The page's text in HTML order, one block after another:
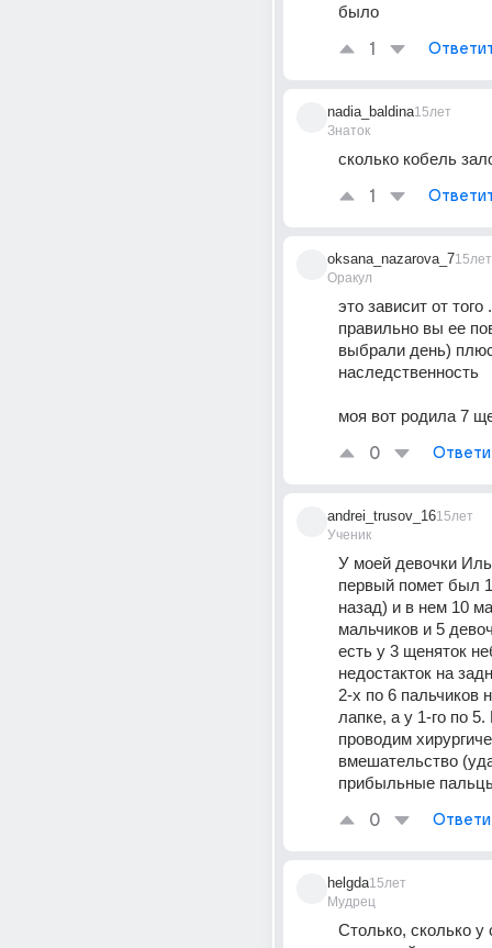
было
1
nadia_baldina
Знаток
15лет
сколько кобель
1
oksana_nazarova_7
Оракул
15лет
это зависит от того
правильно вы ее
выбрали день)
наследственность
моя вот родила 7
0
andrei_trusov_16
Ученик
15лет
У моей девочки
первый помет был
назад) и в нем 10
мальчиков и 5
есть у 3 щеняток
недостакток на
2-х по 6 пальчиков
лапке, а у 1-го по 5.
проводим
вмешательство
прибыльные
0
helgda
Мудрец
15лет
Столько, сколько у